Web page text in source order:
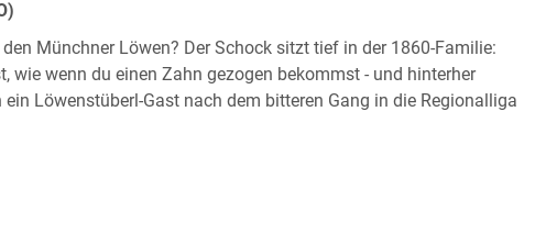
Münchner Löwen? Der Schock sitzt tief in der 1860-Familie:
wie wenn du einen Zahn gezogen bekommst - und hinterher
ein Löwenstüberl-Gast nach dem bitteren Gang in die Regionalliga